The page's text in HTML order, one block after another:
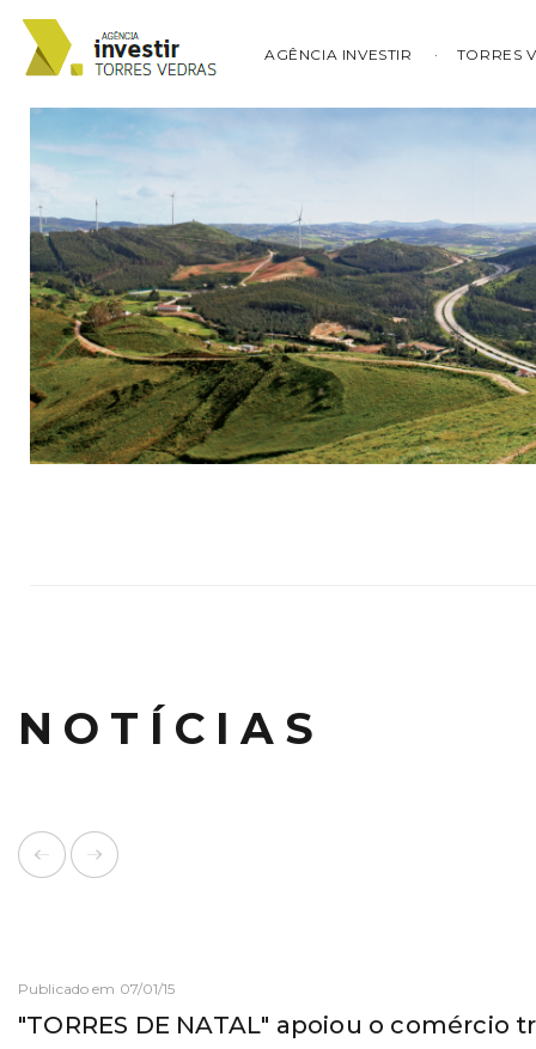
AGÊNCIA INVESTIR TORRES
NOTÍCIAS
Publicado em 07/01/15
"TORRES DE NATAL" apoiou o comércio